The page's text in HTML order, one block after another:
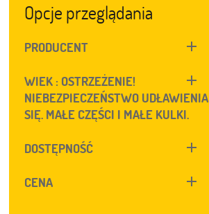
Opcje przeglądania
PRODUCENT
WIEK : OSTRZEŻENIE!
NIEBEZPIECZEŃSTWO UDŁAWIENIA
SIĘ. MAŁE CZĘŚCI I MAŁE KULKI.
DOSTĘPNOŚĆ
CENA